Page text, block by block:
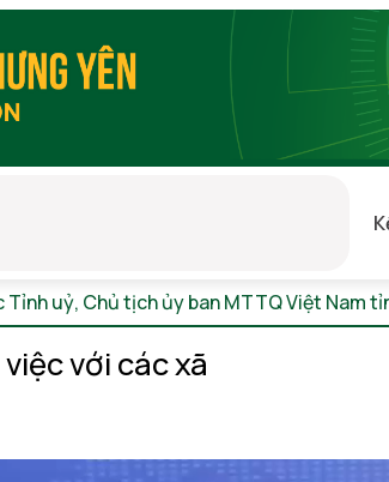
Tỉnh uỷ, Chủ tịch ủy ban MTTQ Việt Nam
với các xã